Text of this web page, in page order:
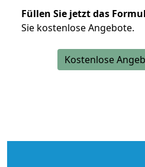
Füllen Sie jetzt das
Sie kostenlose Angebote.
Kostenlose